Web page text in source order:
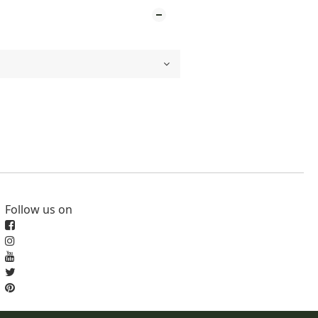
Follow us on